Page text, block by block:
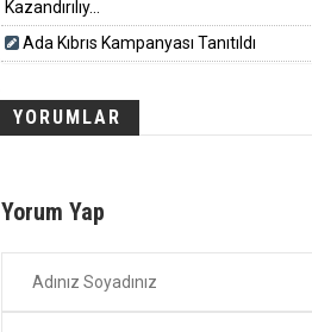
Kazandırılıy...
Ada Kıbrıs Kampanyası Tanıtıldı
YORUMLAR
Yorum Yap